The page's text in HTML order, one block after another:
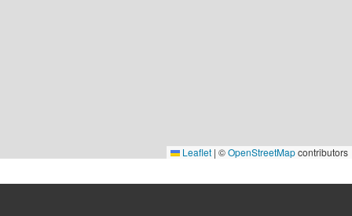
Leaflet | ©OpenStreetMapcontributors